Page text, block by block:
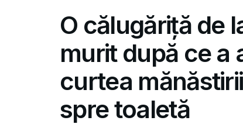
O călugăriță de
murit după ce a
curtea
spre toaletă